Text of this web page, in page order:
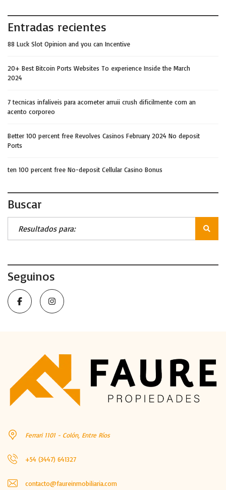
Entradas recientes
88 Luck Slot Opinion and you can Incentive
20+ Best Bitcoin Ports Websites To experience Inside the March
2024
7 tecnicas infaliveis para acometer arruii crush dificilmente com an
acento corporeo
Better 100 percent free Revolves Casinos February 2024 No deposit
Ports
ten 100 percent free No-deposit Cellular Casino Bonus
Buscar
Seguinos
Ferrari 1101 - Colón, Entre Ríos
+54 (3447) 641327
contacto@faureinmobiliaria.com